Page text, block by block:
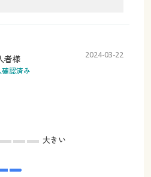
者様
確認済み
2024-03-22
大きい